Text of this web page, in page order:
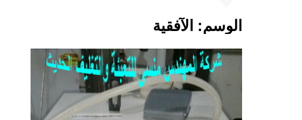
الوسم: الآفقية